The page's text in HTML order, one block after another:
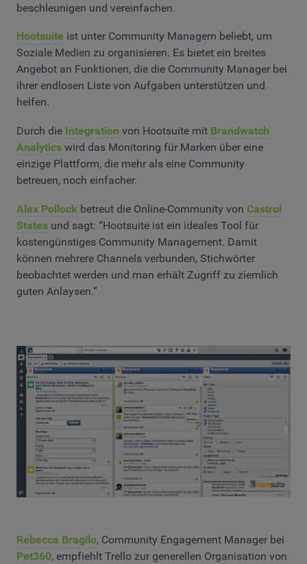
beschleunigen und vereinfachen.
Hootsuite ist unter Community Managern beliebt, um
Soziale Medien zu organisieren. Es bietet ein breites
Angebot an Funktionen, die die Community Manager bei
ihrer endlosen Liste von Aufgaben unterstützen und
helfen.
Durch die Integration von Hootsuite mit Brandwatch
Analytics wird das Monitoring für Marken über eine
einzige Plattform, die mehr als eine Community
betreuen, noch einfacher.
Alex Pollock betreut die Online-Community von Castrol
States und sagt: “Hootsuite ist ein ideales Tool für
kostengünstiges Community Management. Damit
können mehrere Channels verbunden, Stichwörter
beobachtet werden und man erhält Zugriff zu ziemlich
guten Anlaysen.”
Rebecca Bragilo, Community Engagement Manager bei
Pet360, empfiehlt Trello zur generellen Organisation von